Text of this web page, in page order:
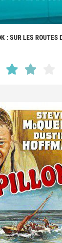
: SUR LES ROUTES